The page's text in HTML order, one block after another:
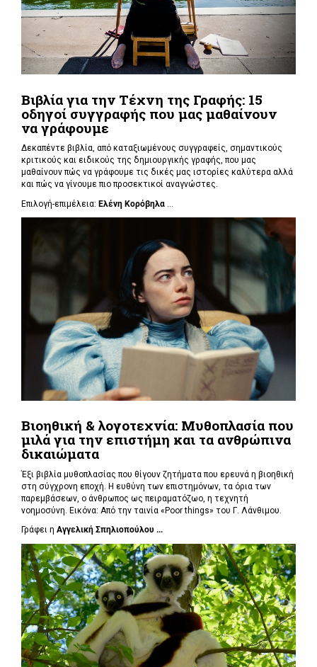
Βιβλία για την Τέχνη της Γραφής: 15
οδηγοί συγγραφής που μας μαθαίνουν
να γράφουμε
Δεκαπέντε βιβλία, από καταξιωμένους συγγραφείς, σημαντικούς
κριτικούς και ειδικούς της δημιουργικής γραφής, που μας
μαθαίνουν πώς να γράφουμε τις δικές μας ιστορίες καλύτερα αλλά
και πώς να γίνουμε πιο προσεκτικοί αναγνώστες.
Επιλογή-επιμέλεια: Ελένη Κορόβηλα ...
Βιοηθική & λογοτεχνία: Μυθοπλασία που
μιλά για την επιστήμη και τα ανθρώπινα
δικαιώματα
Έξι βιβλία μυθοπλασίας που θίγουν ζητήματα που ερευνά η βιοηθική
στη σύγχρονη εποχή. Η ευθύνη των επιστημόνων, τα όρια των
παρεμβάσεων, ο άνθρωπος ως πειραματόζωο, η τεχνητή
νοημοσύνη. Εικόνα: Από την ταινία «Poor things» του Γ. Λάνθιμου.
Γράφει η Αγγελική Σπηλιοπούλου ...